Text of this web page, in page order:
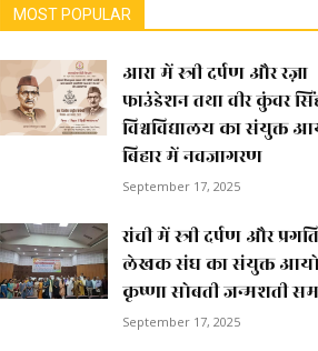
MOST POPULAR
आरा में स्त्री दर्पण और रज़ा
फाउंडेशन तथा वीर कुंवर
विश्वविद्यालय का संयुक्त
बिहार में नवजागरण
September 17, 2025
रांची में स्त्री दर्पण और
लेखक संघ का संयुक्त
कृष्णा सोबती जन्मशती
September 17, 2025